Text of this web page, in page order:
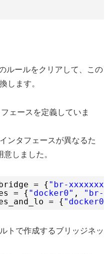
ルールをクリアして、この
します。
ェースを定義していま
ンタフェースが異なるた
しました。
= { "br-
= { "docker0" ,
"br-
= { "docker0"
トで作成するブリッジネッ